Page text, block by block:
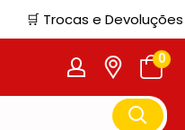
🛒 Trocas e
0